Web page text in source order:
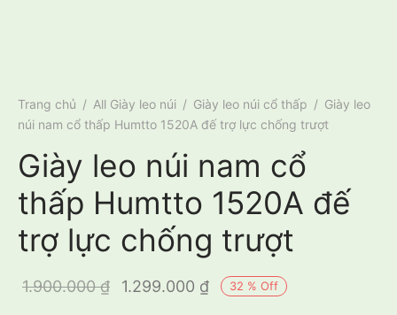
Trang chủ / All Giày leo núi / Giày leo núi cổ thấp / Giày leo
núi nam cổ thấp Humtto 1520A đế trợ lực chống trượt
Giày leo núi nam cổ
thấp Humtto 1520A đế
trợ lực chống trượt
32 % Off
1.900.000₫
Giá gốc là:
1.299.000 ₫ Giá hiện tại